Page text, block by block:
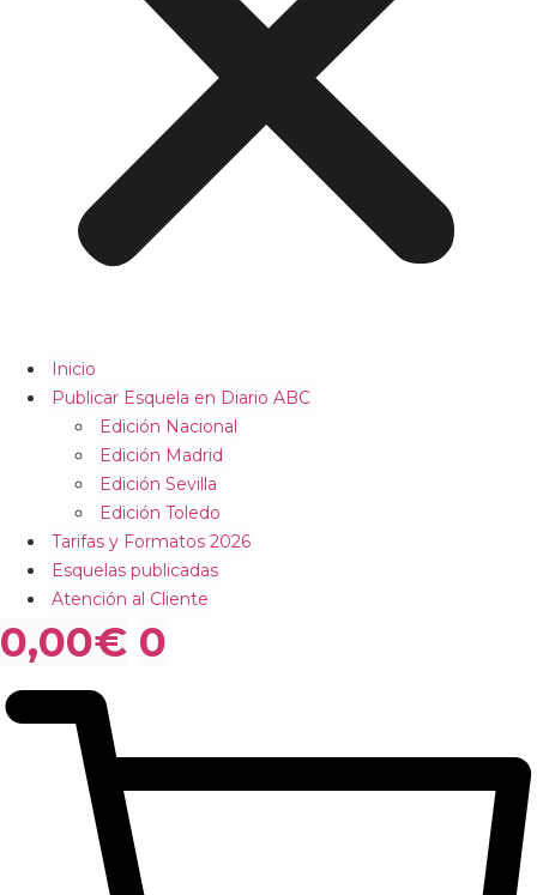
Inicio
Publicar Esquela en Diario ABC
Edición Nacional
Edición Madrid
Edición Sevilla
Edición Toledo
Tarifas y Formatos 2026
Esquelas publicadas
Atención al Cliente
0,00€ 0